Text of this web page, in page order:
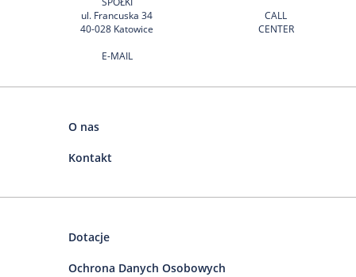
ul. Francuska 34
40-028 Katowice
E-MAIL
CALL
CENTER
O nas
Kontakt
Dotacje
Ochrona Danych Osobowych